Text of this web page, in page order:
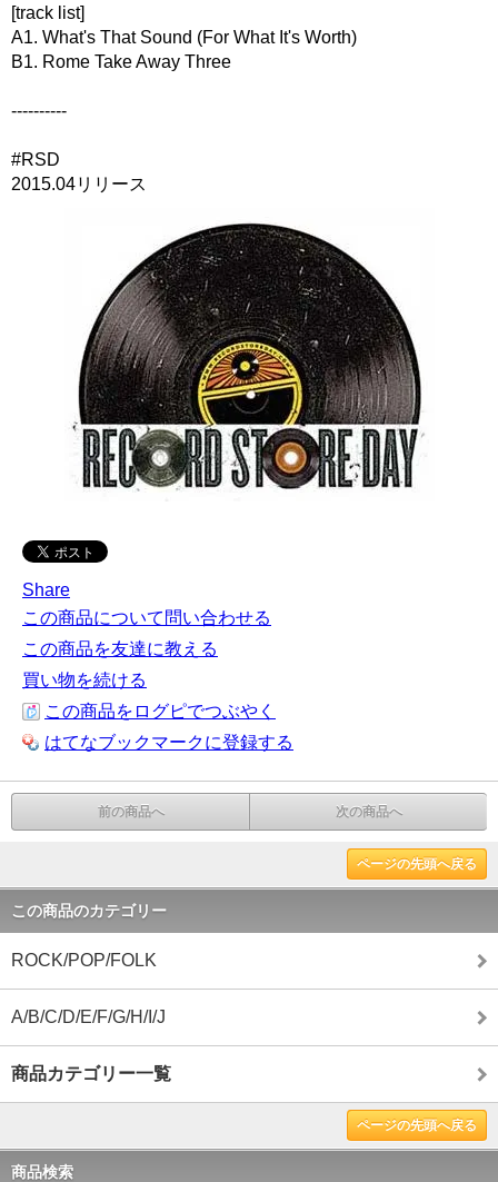
[track list]
A1. What's That Sound (For What It's Worth)
B1. Rome Take Away Three
----------
#RSD
2015.04リリース
Share
この商品について問い合わせる
この商品を友達に教える
買い物を続ける
この商品をログピでつぶやく
はてなブックマークに登録する
前の商品へ 次の商品へ
ページの先頭へ戻る
この商品のカテゴリー
ROCK/POP/FOLK
A/B/C/D/E/F/G/H/I/J
商品カテゴリー一覧
ページの先頭へ戻る
商品検索